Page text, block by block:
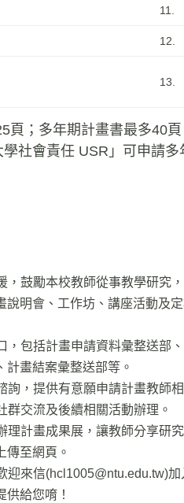
11.
12.
13.
頁；多年期計畫書最多40頁
社會責任 USR」可申請
，鼓勵本校教師從事教學研究
說明會、工作坊、講座活動及
，包括計畫申請資料彙整送部
畫結案彙整送部等。
詢，提供有意願申請計畫教師
群交流及後續相關活動辦理。
理計畫成果展， 讓教師分享研
傳至網頁。
迎來信(hcl1005@ntu.edu.tw)
給您唷！